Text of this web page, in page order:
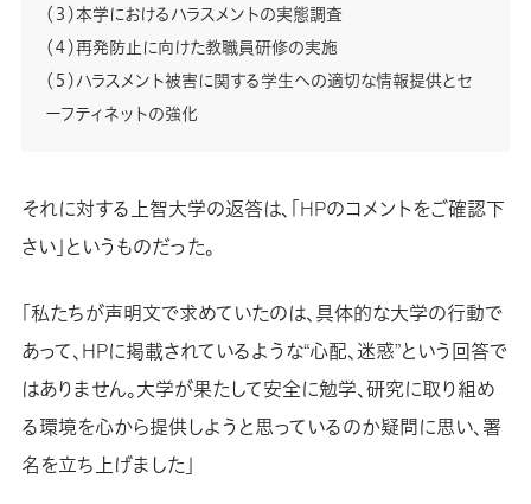
（３）本学におけるハラスメントの実態調査
（４）再発防止に向けた教職員研修の実施
（５）ハラスメント被害に関する学生への適切な情報提供とセ
ーフティネットの強化
それに対する上智大学の返答は、「HPのコメントをご確認下
さい」というものだった。
「私たちが声明文で求めていたのは、具体的な大学の行動で
あって、HPに掲載されているような“心配、迷惑”という回答で
はありません。大学が果たして安全に勉学、研究に取り組め
る環境を心から提供しようと思っているのか疑問に思い、署
名を立ち上げました」